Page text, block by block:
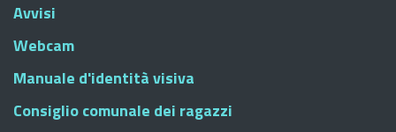
Avvisi
Webcam
Manuale d'identità visiva
Consiglio comunale dei ragazzi